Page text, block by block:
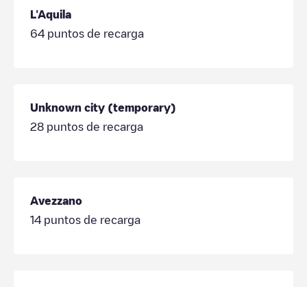
L'Aquila
64 puntos de recarga
Unknown city (temporary)
28 puntos de recarga
Avezzano
14 puntos de recarga